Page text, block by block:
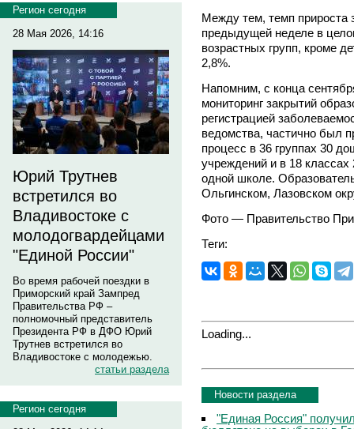
Регион сегодня
28 Мая 2026, 14:16
Юрий Трутнев
встретился во
Владивостоке с
молодогвардейцами
"Единой России"
Во время рабочей поездки в
Приморский край Зампред
Правительства РФ –
полномочный представитель
Президента РФ в ДФО Юрий
Трутнев встретился во
Владивостоке с молодежью.
статьи раздела
Регион сегодня
Между тем, темп
предыдущей неделе в
возрастных групп, кроме
2,8%.
Напомним, с конца
мониторинг закрытий
регистрацией
ведомства, частично был
процесс в 36 группах 30
учреждений и в 18
одной школе.
Ольгинском, Лазовском
Фото — Правительство
Теги:
Loading...
Новости раздела
"Единая Россия"